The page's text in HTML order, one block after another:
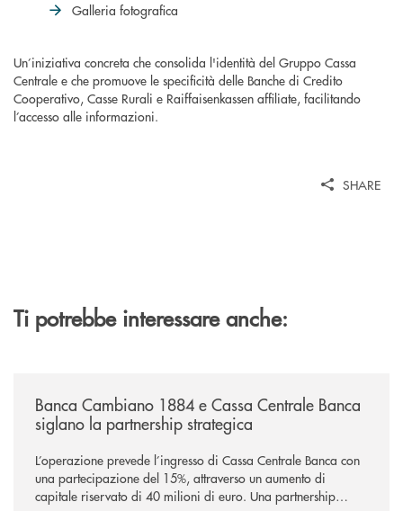
Galleria fotografica
Un’iniziativa concreta che consolida l'identità del Gruppo Cassa
Centrale e che promuove le specificità delle Banche di Credito
Cooperativo, Casse Rurali e Raiffaisenkassen affiliate, facilitando
l’accesso alle informazioni.
SHARE
Ti potrebbe interessare anche:
Banca Cambiano 1884 e Cassa Centrale Banca
siglano la partnership strategica
L’operazione prevede l’ingresso di Cassa Centrale Banca con
una partecipazione del 15%, attraverso un aumento di
capitale riservato di 40 milioni di euro. Una partnership